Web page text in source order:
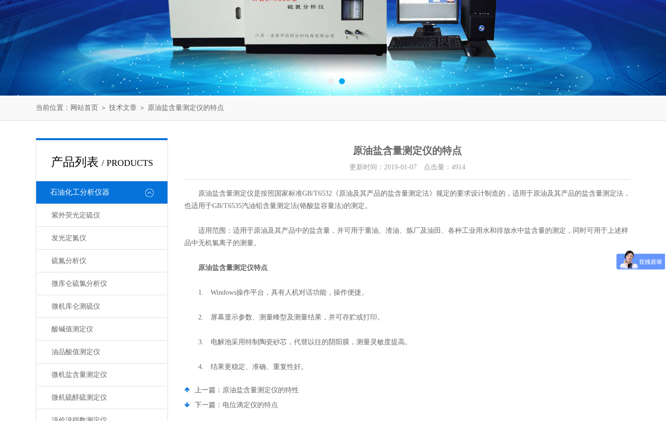
当前位置： 网站首页 ＞ 技术文章 ＞ 原油盐含量测定仪的特点
产品列表 / PRODUCTS
石油化工分析仪器
紫外荧光定硫仪
发光定氮仪
硫氮分析仪
微库仑硫氯分析仪
微机库仑测硫仪
酸碱值测定仪
油品酸值测定仪
微机盐含量测定仪
微机硫醇硫测定仪
原油盐含量测定仪的特点
更新时间：2019-01-07 点击量： 4914
原油盐含量测定仪是按照国家标准GB/T6532《原油及其产品的盐含量测定法》规定的要求设计制造的，适用于原油及其产品的盐含量测定法，
也适用于GB/T6535汽油铅含量测定法(铬酸盐容量法)的测定。
适用范围：适用于原油及其产品中的盐含量，并可用于重油、渣油、炼厂及油田、各种工业用水和排放水中盐含量的测定，同时可用于上述样
品中无机氯离子的测量。
原油盐含量测定仪特点
1. Windows操作平台，具有人机对话功能，操作便捷。
2. 屏幕显示参数、测量峰型及测量结果，并可存贮或打印。
3. 电解池采用特制陶瓷砂芯，代替以往的阴阳膜，测量灵敏度提高。
4. 结果更稳定、准确、重复性好。
上一篇： 原油盐含量测定仪的特性
下一篇： 电位滴定仪的特点